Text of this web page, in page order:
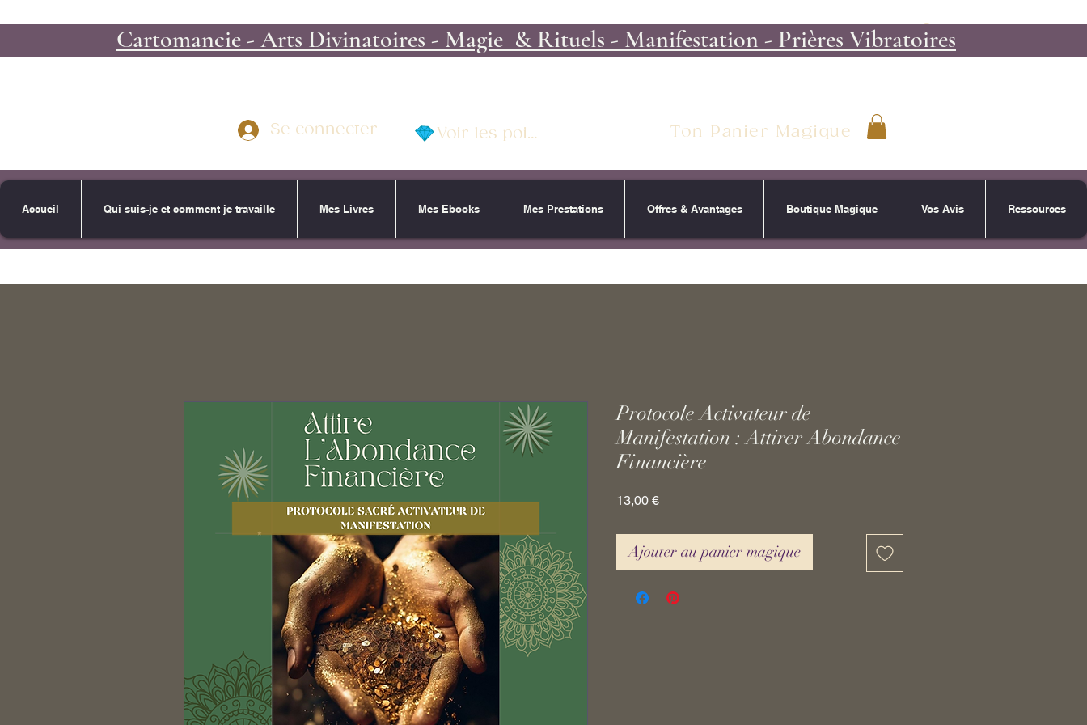
Cartomancie - Arts Divinatoires - Magie & Rituels - Manifestation - Prières Vibratoires
Se connecter Voir les points Ton Panier Magique
Accueil Qui suis-je et comment je travaille Mes Livres Mes Ebooks Mes Prestations Offres & Avantages Boutique Magique Vos Avis Ressources
Protocole Activateur de
Manifestation : Attirer Abondance
Financière
13,00 €Prix
Ajouter au panier magique